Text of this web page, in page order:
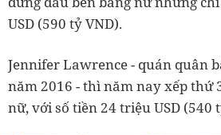
USD (590 tỷ VND).
Jennifer Lawrence - quán quân
năm 2016 - thì năm nay xếp thứ
nữ, với số tiền 24 triệu USD (540